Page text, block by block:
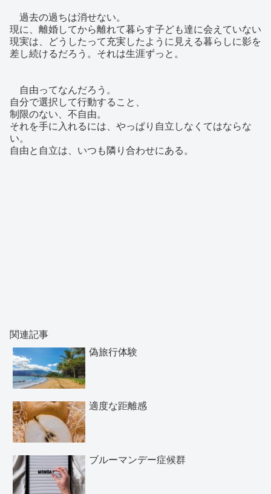
過去の過ちは消せない。
現に、離婚してから離れて暮らす子ども達に会えていない
現実は、どうしたって充実したように見える暮らしに影を
差し続けるだろう。それは生涯ずっと。
自由ってなんだろう。
自分で選択して行動すること、
制限のない、不自由。
それを手に入れるには、やっぱり自立しなくてはならな
い。
自由と自立は、いつも隣り合わせにある。
関連記事
偽旅行体験
適度な距離感
ブルーマンデー症候群